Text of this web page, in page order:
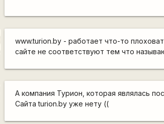
www.turion.by - работает что-то
сайте не соответствуют тем что
А компания Турион, которая являлась
Сайта turion.by уже нету ((